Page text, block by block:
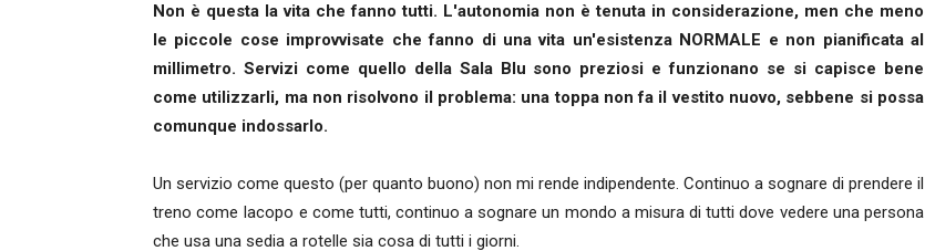
Non è questa la vita che fanno tutti. L'autonomia non è tenuta in considerazione, men che meno
le piccole cose improvvisate che fanno di una vita un'esistenza NORMALE e non pianificata al
millimetro. Servizi come quello della Sala Blu sono preziosi e funzionano se si capisce bene
come utilizzarli, ma non risolvono il problema: una toppa non fa il vestito nuovo, sebbene si possa
comunque indossarlo.
Un servizio come questo (per quanto buono) non mi rende indipendente. Continuo a sognare di prendere il
treno come Iacopo e come tutti, continuo a sognare un mondo a misura di tutti dove vedere una persona
che usa una sedia a rotelle sia cosa di tutti i giorni.